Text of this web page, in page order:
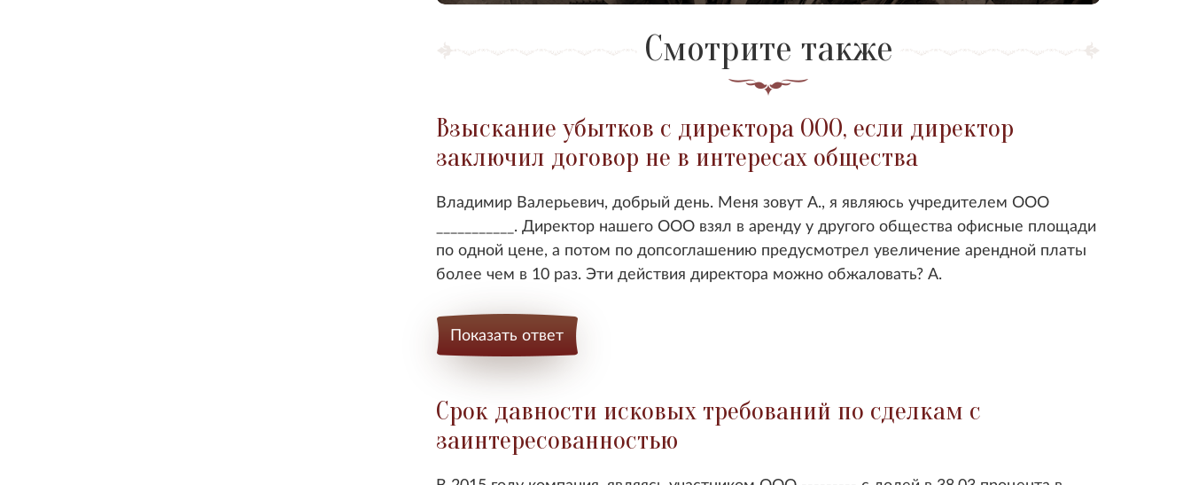
Смотрите также
Взыскание убытков с директора ООО, если директор
заключил договор не в интересах общества
Владимир Валерьевич, добрый день. Меня зовут А., я являюсь учредителем ООО
___________. Директор нашего ООО взял в аренду у другого общества офисные площади
по одной цене, а потом по допсоглашению предусмотрел увеличение арендной платы
более чем в 10 раз. Эти действия директора можно обжаловать? А.
Показать ответ
Срок давности исковых требований по сделкам с
заинтересованностью